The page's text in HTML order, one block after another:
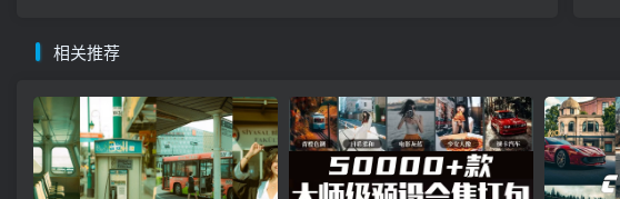
相关推荐